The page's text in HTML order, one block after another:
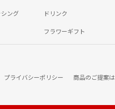
ング ドリンク
フラワーギフト
プライバシーポリシー 商品のご提案